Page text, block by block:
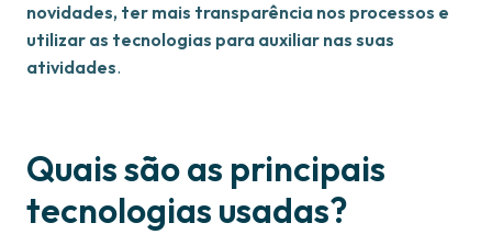
novidades, ter mais transparência nos processos e
utilizar as tecnologias para auxiliar nas suas
atividades.
Quais são as principais
tecnologias usadas?